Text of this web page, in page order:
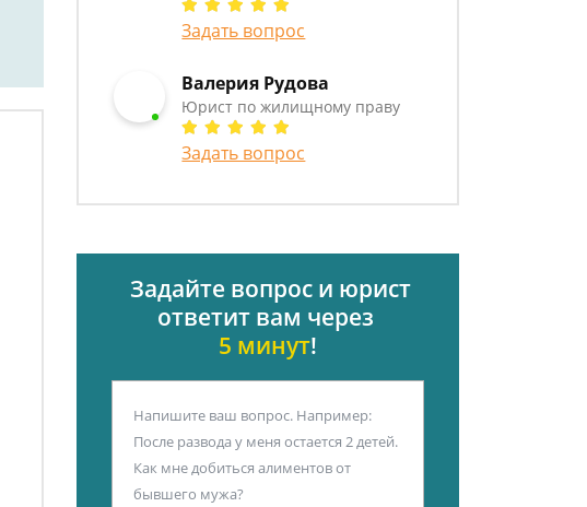
Задать вопрос
Валерия Рудова
Юрист по жилищному праву
Задать вопрос
Задайте вопрос и юрист
ответит вам через
5 минут!